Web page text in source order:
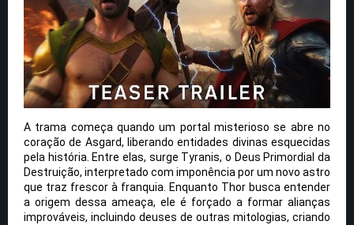
A trama começa quando um portal misterioso se abre no
coração de Asgard, liberando entidades divinas esquecidas
pela história. Entre elas, surge Tyranis, o Deus Primordial da
Destruição, interpretado com imponência por um novo astro
que traz frescor à franquia. Enquanto Thor busca entender
a origem dessa ameaça, ele é forçado a formar alianças
improváveis, incluindo deuses de outras mitologias, criando